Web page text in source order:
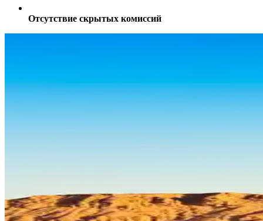
Отсутствие скрытых комиссий